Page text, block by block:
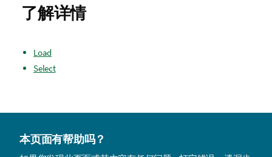
了解详情
Load
Select
本页面有帮助吗？